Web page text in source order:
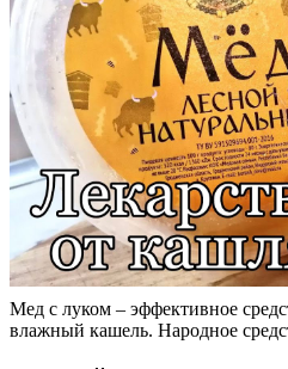
Мед с луком – эффективное
влажный кашель. Народное